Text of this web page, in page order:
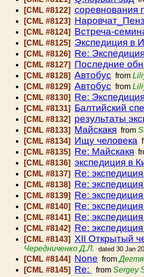
[CML #8122] соревнования
[CML #8123]
[CML #8124] Встреча-
[CML #8125] Экспедиция в
[CML #8126] Re:
[CML #8127] Последние
[CML #8128] Автобус from
[CML #8129] Автобус from
[CML #8130] Re:
[CML #8131] Балтийский
[CML #8132] результаты
[CML #8133] Майскакя from
[CML #8134] Ищу человека
[CML #8135] Re: Майскакя
[CML #8136] экспедиция в
[CML #8137] Re:
[CML #8138] Re:
[CML #8139] Re:
[CML #8140] Re:
[CML #8141] Re:
[CML #8142] Re:
[CML #8143] XII Открытый
Чередниченко Д.Л. dated 30 Jan
[CML #8144] None from
[CML #8145] Re: from Sergey